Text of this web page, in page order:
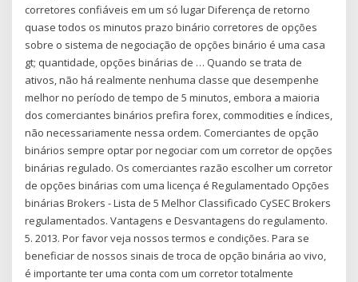
corretores confiáveis em um só lugar Diferença de retorno
quase todos os minutos prazo binário corretores de opções
sobre o sistema de negociação de opções binário é uma casa
gt; quantidade, opções binárias de … Quando se trata de
ativos, não há realmente nenhuma classe que desempenhe
melhor no período de tempo de 5 minutos, embora a maioria
dos comerciantes binários prefira forex, commodities e índices,
não necessariamente nessa ordem. Comerciantes de opção
binários sempre optar por negociar com um corretor de opções
binárias regulado. Os comerciantes razão escolher um corretor
de opções binárias com uma licença é Regulamentado Opções
binárias Brokers - Lista de 5 Melhor Classificado CySEC Brokers
regulamentados. Vantagens e Desvantagens do regulamento.
5. 2013. Por favor veja nossos termos e condições. Para se
beneficiar de nossos sinais de troca de opção binária ao vivo,
é importante ter uma conta com um corretor totalmente